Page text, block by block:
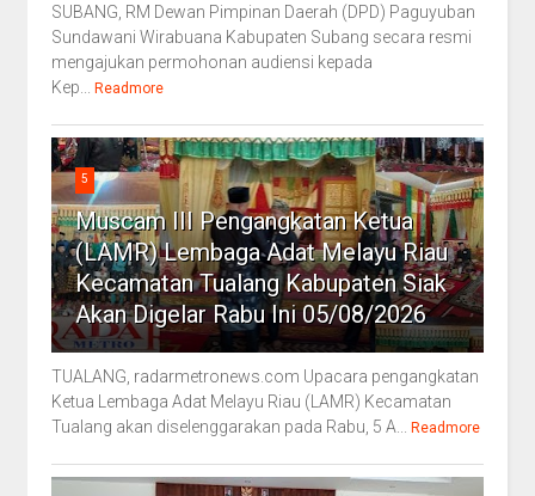
SUBANG, RM Dewan Pimpinan Daerah (DPD) Paguyuban
Sundawani Wirabuana Kabupaten Subang secara resmi
mengajukan permohonan audiensi kepada
Kep...
Readmore
5
Muscam III Pengangkatan Ketua
(LAMR) Lembaga Adat Melayu Riau
Kecamatan Tualang Kabupaten Siak
Akan Digelar Rabu Ini 05/08/2026
TUALANG, radarmetronews.com Upacara pengangkatan
Ketua Lembaga Adat Melayu Riau (LAMR) Kecamatan
Tualang akan diselenggarakan pada Rabu, 5 A...
Readmore